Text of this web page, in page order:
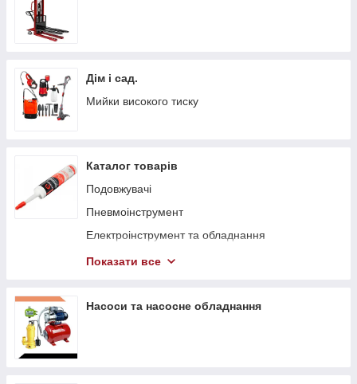
Дім і сад.
Мийки високого тиску
Каталог товарів
Подовжувачі
Пневмоінструмент
Електроінструмент та обладнання
Компресори
Показати все
Насоси та насосне обладнання